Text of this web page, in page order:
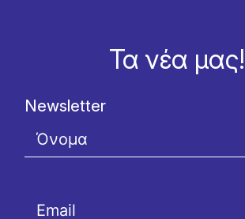
Τα νέα μας!
Newsletter